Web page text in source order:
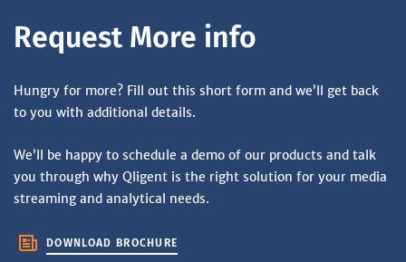
Request More info
Hungry for more? Fill out this short form and we’ll get back
to you with additional details.
We’ll be happy to schedule a demo of our products and talk
you through why Qligent is the right solution for your media
streaming and analytical needs.
DOWNLOAD BROCHURE